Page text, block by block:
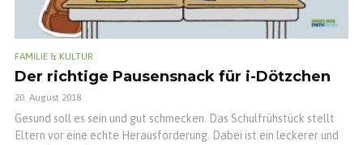
FAMILIE & KULTUR
Der richtige Pausensnack für i-Dötzchen
20. August 2018
Gesund soll es sein und gut schmecken. Das Schulfrühstück stellt
Eltern vor eine echte Herausforderung. Dabei ist ein leckerer und